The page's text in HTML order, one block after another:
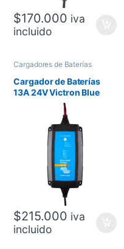
$170.000 iva
incluido
Cargadores de Baterías
Cargador de Baterías
13A 24V Victron Blue
$215.000 iva
incluido